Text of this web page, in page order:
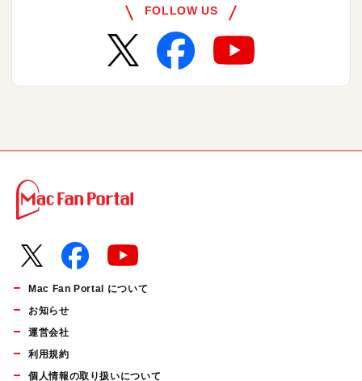
FOLLOW US
Mac Fan Portal について
お知らせ
運営会社
利用規約
個人情報の取り扱いについて